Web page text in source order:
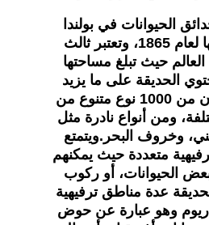
الحيوانات في بولندا
حيث يعود تاريخها لعام 1865، وتعتبر ثالث
حيث تبلغ مساحتها
الحديقة على ما يزيد
عن 10 آلاف حيوان من 1000 نوع متنوع من
ومن أنواع نادرة مثل
وخروف البحر.ويتمتع
متعددة حيث يمكنهم
الحيوانات، أو ركوب
عدة مناطق ترفيهية
وهو عبارة عن حوض